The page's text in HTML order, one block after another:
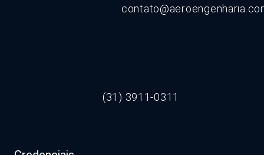
(31) 3911-0311